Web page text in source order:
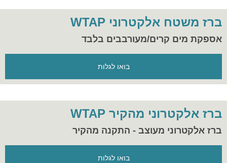
ברז משטח אלקטרוני WTAP
אספקת מים קרים/מעורבבים בלבד
בואו לגלות
ברז אלקטרוני מהקיר WTAP
ברז אלקטרוני מעוצב - התקנה מהקיר
בואו לגלות